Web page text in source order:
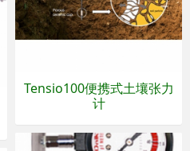
Tensio100便携式土壤张力
计